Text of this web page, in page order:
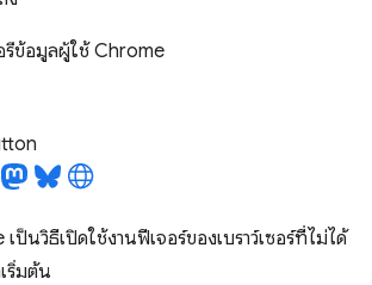
รีข้อมูลผู้ใช้ Chrome
ป็นวิธีเปิดใช้งานฟีเจอร์ของเบราว์เซอร์ที่ไม่ได้
ริ่มต้น